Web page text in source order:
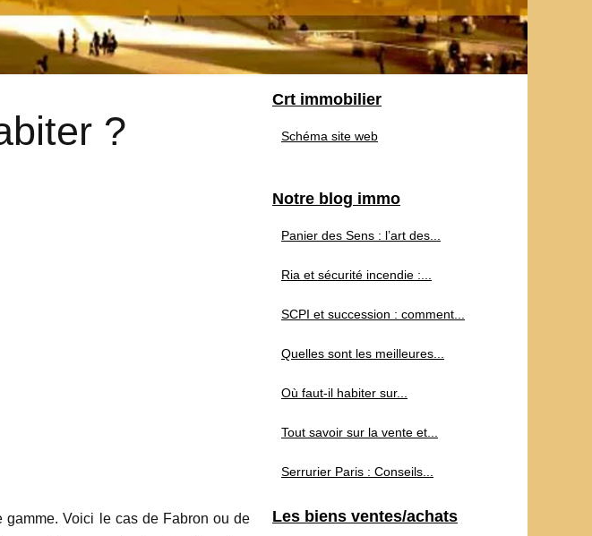
?
Voici le cas de Fabron ou de
Crt immobilier
Schéma site web
Notre blog immo
Panier des Sens : l’art des...
Ria et sécurité incendie :...
SCPI et succession : comment...
Quelles sont les meilleures...
Où faut-il habiter sur...
Tout savoir sur la vente et...
Serrurier Paris : Conseils...
Les biens ventes/achats